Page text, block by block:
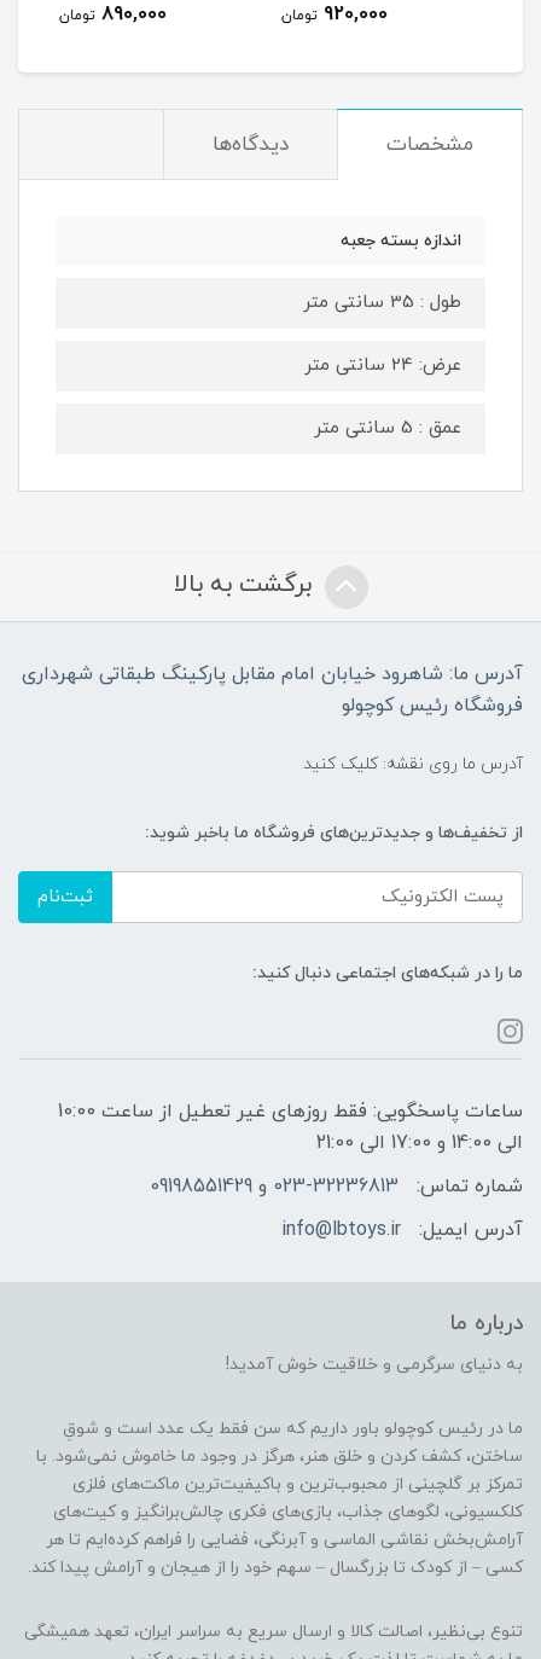
920,000 تومان 890,000 تومان
مشخصات دیدگاه‌ها
اندازه بسته جعبه
طول : 35 سانتی متر
عرض: 24 سانتی متر
عمق : 5 سانتی متر
برگشت به بالا
آدرس ما: شاهرود خیابان امام مقابل پارکینگ طبقاتی شهرداری
فروشگاه رئیس کوچولو
آدرس ما روی نقشه: کلیک کنید
از تخفیف‌ها و جدیدترین‌های فروشگاه ما باخبر شوید:
ثبت‌نام
ما را در شبکه‌های اجتماعی دنبال کنید:
ساعات پاسخگویی: فقط روزهای غیر تعطیل از ساعت 10:00
الی 14:00 و 17:00 الی 21:00
شماره تماس:
023-32236813 و 09198551429
آدرس ایمیل:
info@lbtoys.ir
درباره ما
به دنیای سرگرمی و خلاقیت خوش آمدید!
ما در رئیس کوچولو باور داریم که سن فقط یک عدد است و شوقِ
ساختن، کشف کردن و خلق هنر، هرگز در وجود ما خاموش نمی‌شود. با
تمرکز بر گلچینی از محبوب‌ترین و باکیفیت‌ترین ماکت‌های فلزی
کلکسیونی، لگوهای جذاب، بازی‌های فکری چالش‌برانگیز و کیت‌های
آرامش‌بخش نقاشی الماسی و آبرنگی، فضایی را فراهم کرده‌ایم تا هر
کسی – از کودک تا بزرگسال – سهم خود را از هیجان و آرامش پیدا کند.
تنوع بی‌نظیر، اصالت کالا و ارسال سریع به سراسر ایران، تعهد همیشگی